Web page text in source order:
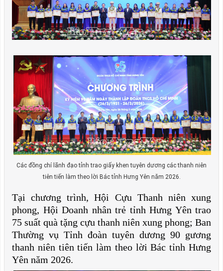
Các đồng chí lãnh đạo tỉnh trao giấy khen tuyên dương các thanh niên
tiên tiến làm theo lời Bác tỉnh Hưng Yên năm 2026.
Tại chương trình, Hội Cựu Thanh niên xung
phong, Hội Doanh nhân trẻ tỉnh Hưng Yên trao
75 suất quà tặng cựu thanh niên xung phong; Ban
Thường vụ Tỉnh đoàn tuyên dương 90 gương
thanh niên tiên tiến làm theo lời Bác tỉnh Hưng
Yên năm 2026.